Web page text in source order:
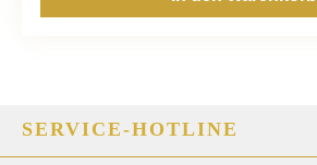
SERVICE-HOTLINE